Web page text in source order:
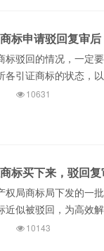
标申请驳回复审
标驳回的情况，一定
引证商标的状态，以
10631
标买下来，驳回复
权局商标局下发的一
似被驳回，为高效解
10143